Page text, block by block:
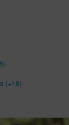
(+18)